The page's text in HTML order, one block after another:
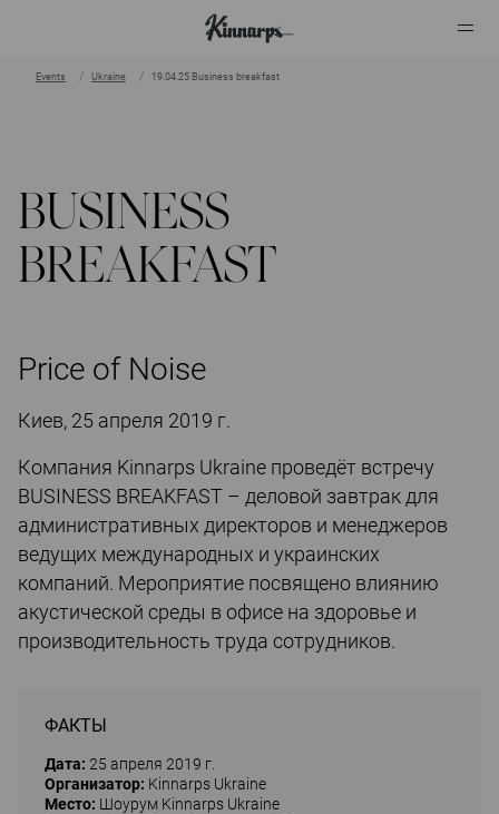
Events Ukraine 19.04.25 Business breakfast
BUSINESS
BREAKFAST
Price of Noise
Киев, 25 апреля 2019 г.
Компания Kinnarps Ukraine проведёт встречу
BUSINESS BREAKFAST – деловой завтрак для
административных директоров и менеджеров
ведущих международных и украинских
компаний. Мероприятие посвящено влиянию
акустической среды в офисе на здоровье и
производительность труда сотрудников.
ФАКТЫ
Дата: 25 апреля 2019 г.
Организатор: Kinnarps Ukraine
Место: Шоурум Kinnarps Ukraine